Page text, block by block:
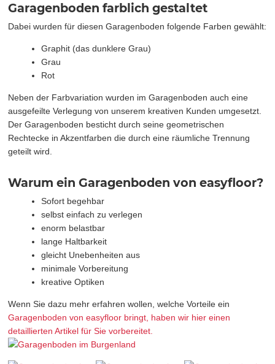
Garagenboden farblich gestaltet
Dabei wurden für diesen Garagenboden folgende Farben gewählt:
Graphit (das dunklere Grau)
Grau
Rot
Neben der Farbvariation wurden im Garagenboden auch eine
ausgefeilte Verlegung von unserem kreativen Kunden umgesetzt.
Der Garagenboden besticht durch seine geometrischen
Rechtecke in Akzentfarben die durch eine räumliche Trennung
geteilt wird.
Warum ein Garagenboden von easyfloor?
Sofort begehbar
selbst einfach zu verlegen
enorm belastbar
lange Haltbarkeit
gleicht Unebenheiten aus
minimale Vorbereitung
kreative Optiken
Wenn Sie dazu mehr erfahren wollen, welche Vorteile ein
Garagenboden von easyfloor bringt, haben wir hier einen
detaillierten Artikel für Sie vorbereitet.